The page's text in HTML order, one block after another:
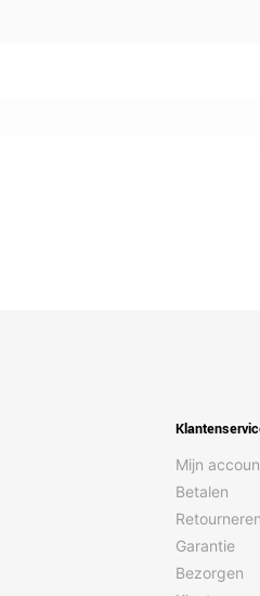
Mijn
Betalen
Retourneren
Garantie
Bezorgen